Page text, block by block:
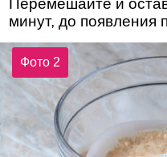
минут, до появления
Фото 2